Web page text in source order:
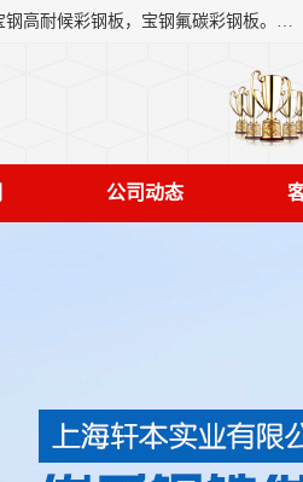
上海轩本实业有限公司主营产品：宝钢彩钢板、宝钢彩钢卷、宝钢彩涂板、宝钢彩涂卷、宝钢高耐候彩钢板，宝钢氟碳彩钢板。是一家集钢铁贸易，物流、加工为一体的产业全配套公司。
公司动态